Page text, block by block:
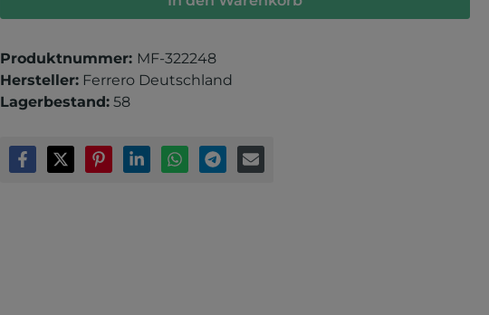
Produktnummer: MF-322248
Hersteller: Ferrero Deutschland
Lagerbestand: 58